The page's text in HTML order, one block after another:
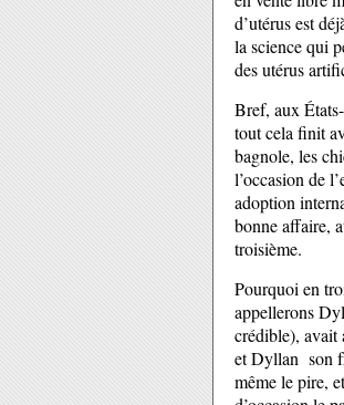
d’utérus est
la science qui
des utérus
Bref, aux
tout cela finit
bagnole, les
l’occasion de
adoption
bonne affaire,
troisième.
Pourquoi en
appellerons
crédible), avait
et Dyllan son
même le pire,